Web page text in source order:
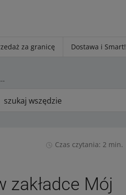
za granicę Dostawa i Smart!
Wprowadziliśmy kilka zmian w zakładce Mój asortyment
szukaj wszędzie
Czas czytania: 2 min.
zakładce Mój